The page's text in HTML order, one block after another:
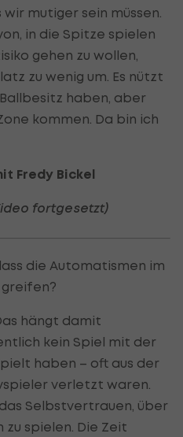
mutiger sein müssen.
in die Spitze spielen
gehen zu wollen,
zu wenig um. Es nützt
haben, aber
kommen. Da bin ich
Fredy Bickel
fortgesetzt)
die Automatismen im
hängt damit
kein Spiel mit der
haben – oft aus der
verletzt waren.
Selbstvertrauen, über
spielen. Die Zeit